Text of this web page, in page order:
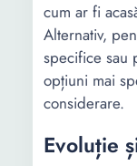
cum ar fi
Alternativ,
specifice sau
opțiuni mai
considerare.
Evoluție